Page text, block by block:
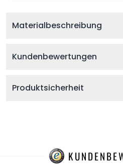
Materialbeschreibung
Kundenbewertungen
Produktsicherheit